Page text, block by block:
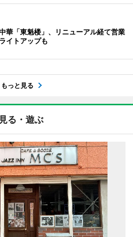
華「東魁楼」、リニューアル経て営業
イトアップも
もっと見る
見る・遊ぶ